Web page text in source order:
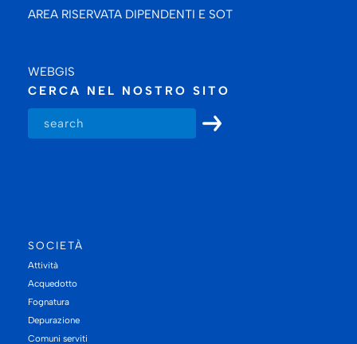
AREA RISERVATA DIPENDENTI E SOT
WEBGIS
CERCA NEL NOSTRO SITO
SOCIETÀ
Attività
Acquedotto
Fognatura
Depurazione
Comuni serviti